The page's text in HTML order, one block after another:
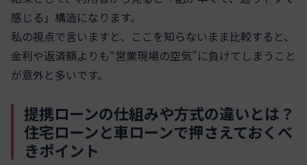
感じる」構造になります。
私の視点で言いますと、ここを知らないまま比較すると、
金利や返済額よりも“営業現場の空気”に負けてしまうこと
が意外と多いです。
提携ローンの仕組みや方式の違いとは？
住宅ローンと車ローンで押さえておくべ
きポイント